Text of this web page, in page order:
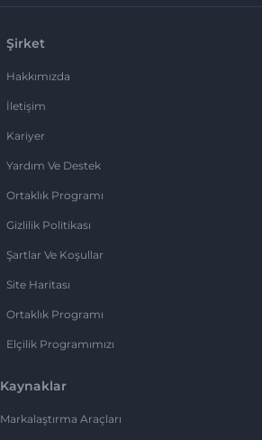
Şirket
Hakkımızda
İletişim
Kariyer
Yardım Ve Destek
Ortaklık Programı
Gizlilik Politikası
Şartlar Ve Koşullar
Site Haritası
Ortaklık Programı
Elçilik Programımızı
Kaynaklar
Markalaştırma Araçları